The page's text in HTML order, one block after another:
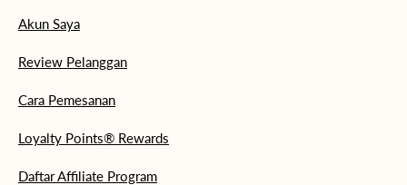
Akun Saya
Review Pelanggan
Cara Pemesanan
Loyalty Points® Rewards
Daftar Affiliate Program